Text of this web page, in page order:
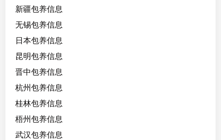
新疆包养信息
无锡包养信息
日本包养信息
昆明包养信息
晋中包养信息
杭州包养信息
桂林包养信息
梧州包养信息
武汉包养信息